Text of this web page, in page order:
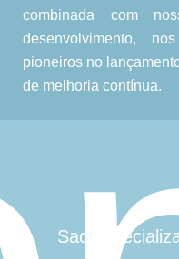
combinada com
desenvolvimento,
pioneiros no
de melhoria contínua.
Sac